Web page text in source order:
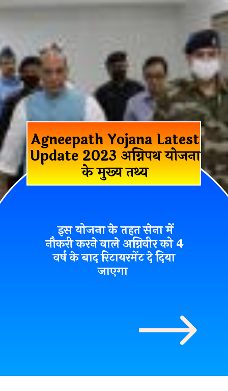
Agneepath Yojana Latest
Update 2023 अग्निपथ योजना
के मुख्य तथ्य
इस योजना के तहत सेना में
नौकरी करने वाले अग्निवीर को 4
वर्ष के बाद रिटायरमेंट दे दिया
जाएगा